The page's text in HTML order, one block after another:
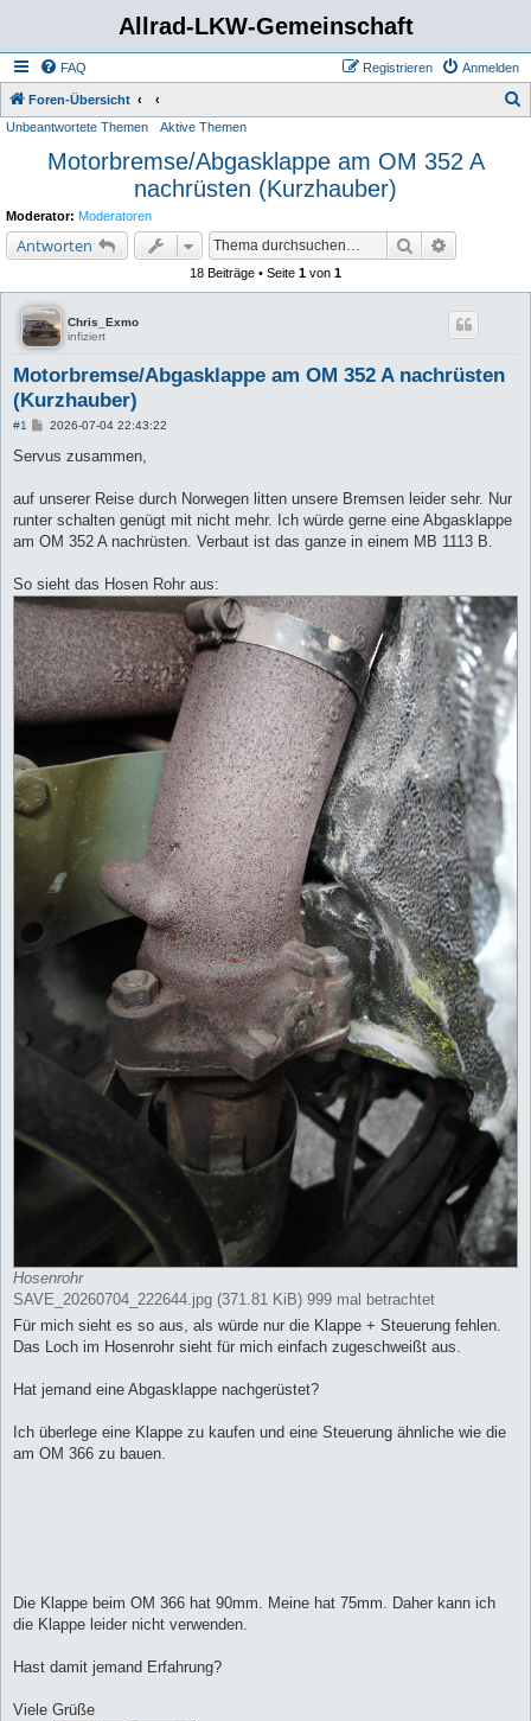
Allrad-LKW-Gemeinschaft
FAQ Anmelden
Registrieren
Foren-Übersicht
Unbeantwortete Themen Aktive Themen
Motorbremse/Abgasklappe am OM 352 A
nachrüsten (Kurzhauber)
Moderator: Moderatoren
Antworten Suche
18 Beiträge • Seite 1 von 1
Chris_Exmo
infiziert
Motorbremse/Abgasklappe am OM 352 A nachrüsten
(Kurzhauber)
#1
B
i
a
2026-07-04 22:43:22
Servus zusammen,
auf unserer Reise durch Norwegen litten unsere Bremsen leider sehr. Nur
runter schalten genügt mit nicht mehr. Ich würde gerne eine Abgasklappe
am OM 352 A nachrüsten. Verbaut ist das ganze in einem MB 1113 B.
So sieht das Hosen Rohr aus:
Hosenrohr
SAVE_20260704_222644.jpg (371.81 KiB) 999 mal betrachtet
Für mich sieht es so aus, als würde nur die Klappe + Steuerung fehlen.
Das Loch im Hosenrohr sieht für mich einfach zugeschweißt aus.
Hat jemand eine Abgasklappe nachgerüstet?
Ich überlege eine Klappe zu kaufen und eine Steuerung ähnliche wie die
am OM 366 zu bauen.
Die Klappe beim OM 366 hat 90mm. Meine hat 75mm. Daher kann ich
die Klappe leider nicht verwenden.
Hast damit jemand Erfahrung?
Viele Grüße